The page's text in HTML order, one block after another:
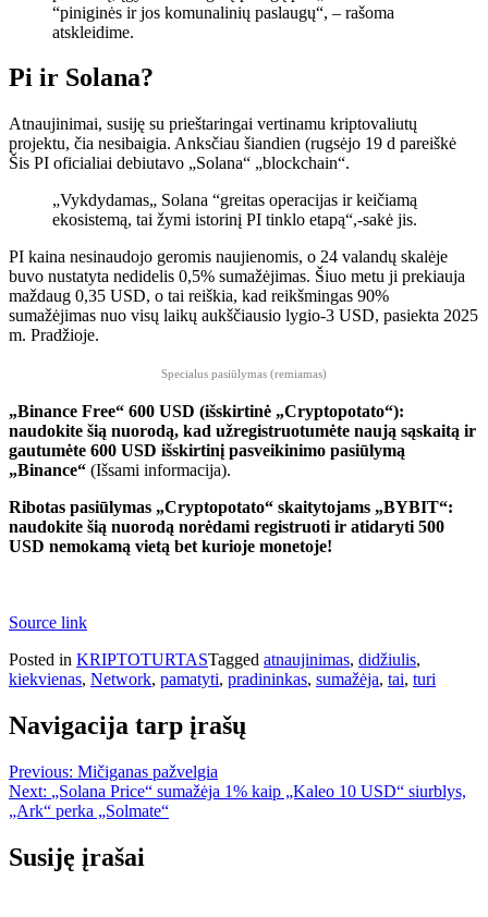
“piniginės ir jos komunalinių paslaugų“, – rašoma
atskleidime.
Pi ir Solana?
Atnaujinimai, susiję su prieštaringai vertinamu kriptovaliutų
projektu, čia nesibaigia. Anksčiau šiandien (rugsėjo 19 d pareiškė
Šis PI oficialiai debiutavo „Solana“ „blockchain“.
„Vykdydamas„ Solana “greitas operacijas ir keičiamą
ekosistemą, tai žymi istorinį PI tinklo etapą“,-sakė jis.
PI kaina nesinaudojo geromis naujienomis, o 24 valandų skalėje
buvo nustatyta nedidelis 0,5% sumažėjimas. Šiuo metu ji prekiauja
maždaug 0,35 USD, o tai reiškia, kad reikšmingas 90%
sumažėjimas nuo visų laikų aukščiausio lygio-3 USD, pasiekta 2025
m. Pradžioje.
Specialus pasiūlymas (remiamas)
„Binance Free“ 600 USD (išskirtinė „Cryptopotato“):
naudokite šią nuorodą, kad užregistruotumėte naują sąskaitą ir
gautumėte 600 USD išskirtinį pasveikinimo pasiūlymą
„Binance“ (Išsami informacija).
Ribotas pasiūlymas „Cryptopotato“ skaitytojams „BYBIT“:
naudokite šią nuorodą norėdami registruoti ir atidaryti 500
USD nemokamą vietą bet kurioje monetoje!
Source link
Posted in KRIPTOTURTASTagged atnaujinimas, didžiulis,
kiekvienas, Network, pamatyti, pradininkas, sumažėja, tai, turi
Navigacija tarp įrašų
Previous: Mičiganas pažvelgia
Next: „Solana Price“ sumažėja 1% kaip „Kaleo 10 USD“ siurblys,
„Ark“ perka „Solmate“
Susiję įrašai